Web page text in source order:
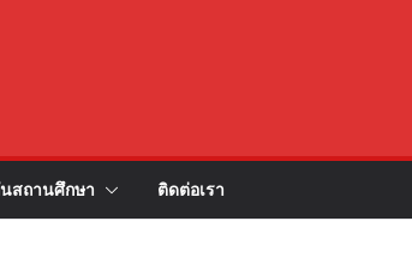
สถานศึกษา ติดต่อเรา